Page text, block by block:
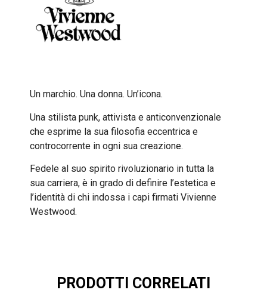
Un marchio. Una donna. Un’icona.
Una stilista punk, attivista e anticonvenzionale
che esprime la sua filosofia eccentrica e
controcorrente in ogni sua creazione.
Fedele al suo spirito rivoluzionario in tutta la
sua carriera, è in grado di definire l’estetica e
l’identità di chi indossa i capi firmati Vivienne
Westwood.
PRODOTTI CORRELATI